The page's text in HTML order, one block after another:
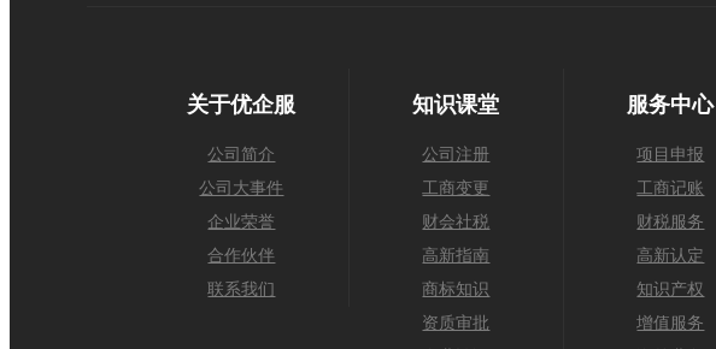
关于优企服
公司简介
公司大事件
企业荣誉
合作伙伴
联系我们
知识课堂
公司注册
工商变更
财会社税
高新指南
商标知识
资质审批
服务中心
项目申报
工商记账
财税服务
高新认定
知识产权
增值服务